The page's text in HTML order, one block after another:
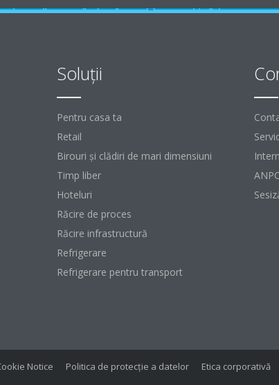
Soluţii
Pentru casa ta
Retail
Birouri şi clădiri de mari dimensiuni
Timp liber
Hoteluri
Răcire de proces
Răcire infrastructură
Refrigerare
Refrigerare pentru transport
ANPC
Notice Politica de protecție a datelor
Etica corporativă